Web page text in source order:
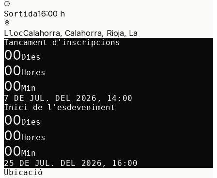
Sortida16:00 h
LlocCalahorra, Calahorra, Rioja, La
Tancament d'inscripcions
00 Dies
00 Hores
00 Min
7 DE JUL. DEL 2026, 14:00
Inici de l'esdeveniment
00 Dies
00 Hores
00 Min
25 DE JUL. DEL 2026, 16:00
Ubicació